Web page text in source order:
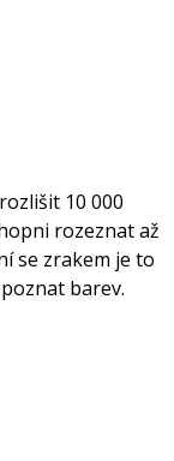
10 000
rozeznat až
se zrakem je to
barev.